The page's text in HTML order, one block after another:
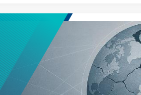
Spezifikation. Für Europa geht es
darum, ChatGPT mit Verzögerung
Vielmehr gilt es eigene Modelle zu
außereuropäische so anzupassen,
Produkte besser zu den
Strukturen passen.